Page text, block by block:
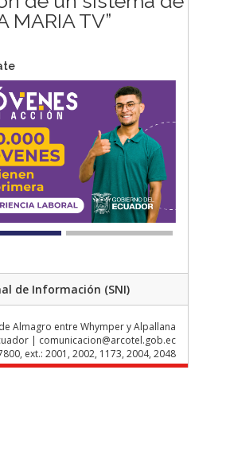
TV”
de Información (SNI)
Almagro entre Whymper y Alpallana
| comunicacion@arcotel.gob.ec
ext.: 2001, 2002, 1173, 2004, 2048